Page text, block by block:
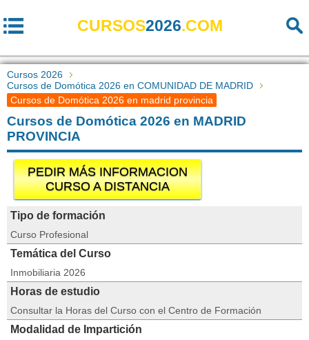
CURSOS2026.COM
Cursos 2026
Cursos de Domótica 2026 en COMUNIDAD DE MADRID
Cursos de Domótica 2026 en madrid provincia
Cursos de Domótica 2026 en MADRID
PROVINCIA
PEDIR MÁS INFORMACION
CURSO A DISTANCIA
Tipo de formación
Curso Profesional
Temática del Curso
Inmobiliaria 2026
Horas de estudio
Consultar la Horas del Curso con el Centro de Formación
Modalidad de Impartición